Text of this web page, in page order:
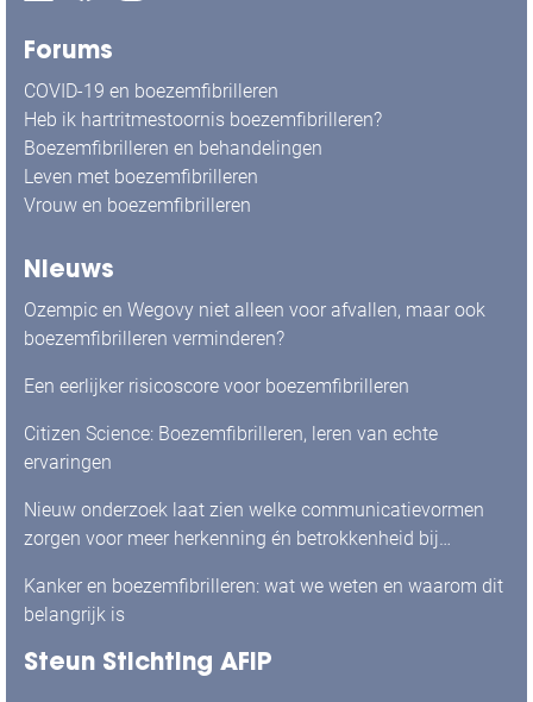
Forums
COVID-19 en boezemfibrilleren
Heb ik hartritmestoornis boezemfibrilleren?
Boezemfibrilleren en behandelingen
Leven met boezemfibrilleren
Vrouw en boezemfibrilleren
Nieuws
Ozempic en Wegovy niet alleen voor afvallen, maar ook
boezemfibrilleren verminderen?
Een eerlijker risicoscore voor boezemfibrilleren
Citizen Science: Boezemfibrilleren, leren van echte
ervaringen
Nieuw onderzoek laat zien welke communicatievormen
zorgen voor meer herkenning én betrokkenheid bij
Kanker en boezemfibrilleren: wat we weten en waarom dit
belangrijk is
Steun Stichting AFIP